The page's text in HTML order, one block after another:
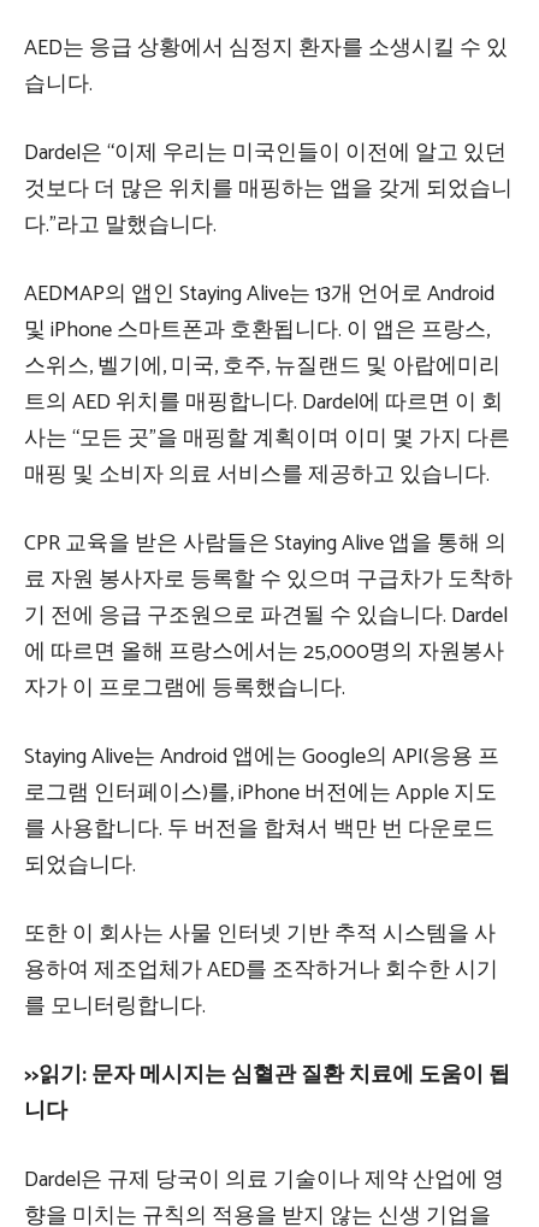
AED는 응급 상황에서 심정지 환자를 소생시킬 수 있
습니다.
Dardel은 “이제 우리는 미국인들이 이전에 알고 있던
것보다 더 많은 위치를 매핑하는 앱을 갖게 되었습니
다.”라고 말했습니다.
AEDMAP의 앱인 Staying Alive는 13개 언어로 Android
및 iPhone 스마트폰과 호환됩니다. 이 앱은 프랑스, ​​
스위스, 벨기에, 미국, 호주, 뉴질랜드 및 아랍에미리
트의 AED 위치를 매핑합니다. Dardel에 따르면 이 회
사는 “모든 곳”을 매핑할 계획이며 이미 몇 가지 다른
매핑 및 소비자 의료 서비스를 제공하고 있습니다.
CPR 교육을 받은 사람들은 Staying Alive 앱을 통해 의
료 자원 봉사자로 등록할 수 있으며 구급차가 도착하
기 전에 응급 구조원으로 파견될 수 있습니다. Dardel
에 따르면 올해 프랑스에서는 25,000명의 자원봉사
자가 이 프로그램에 등록했습니다.
Staying Alive는 Android 앱에는 Google의 API(응용 프
로그램 인터페이스)를, iPhone 버전에는 Apple 지도
를 사용합니다. 두 버전을 합쳐서 백만 번 다운로드
되었습니다.
또한 이 회사는 사물 인터넷 기반 추적 시스템을 사
용하여 제조업체가 AED를 조작하거나 회수한 시기
를 모니터링합니다.
>>읽기: 문자 메시지는 심혈관 질환 치료에 도움이 됩
니다
Dardel은 규제 당국이 의료 기술이나 제약 산업에 영
향을 미치는 규칙의 적용을 받지 않는 신생 기업을